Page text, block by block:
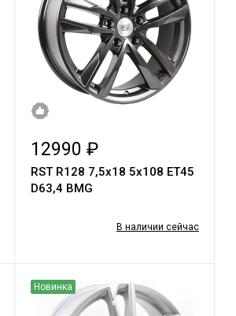
12990 ₽
RST R128 7,5x18 5x108 ET45
D63,4 BMG
В наличии сейчас
Новинка